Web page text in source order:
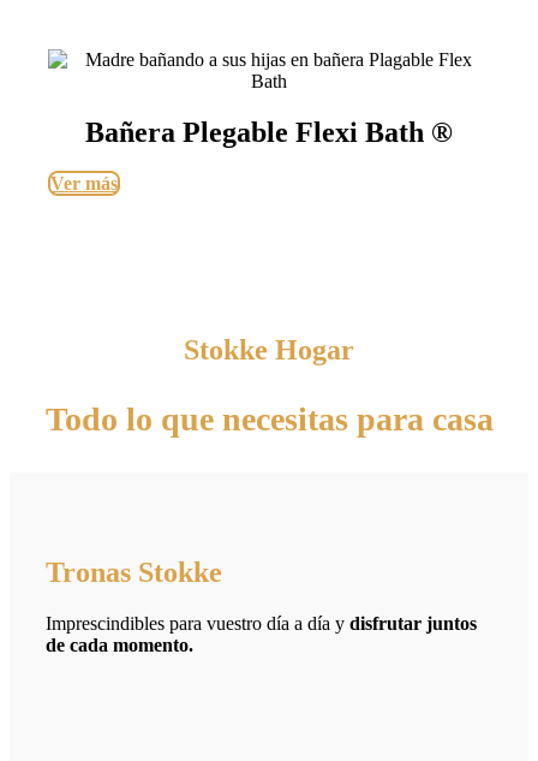
Bañera Plegable Flexi Bath ®
Ver más
Stokke Hogar
Todo lo que necesitas para casa
Tronas Stokke
Imprescindibles para vuestro día a día y disfrutar juntos
de cada momento.